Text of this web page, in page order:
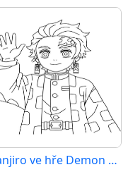
Tanjiro ve hře Demon Slayer